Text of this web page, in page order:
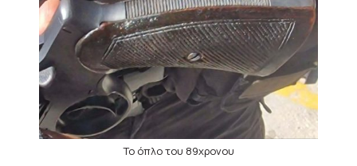
Το όπλο του 89χρονου